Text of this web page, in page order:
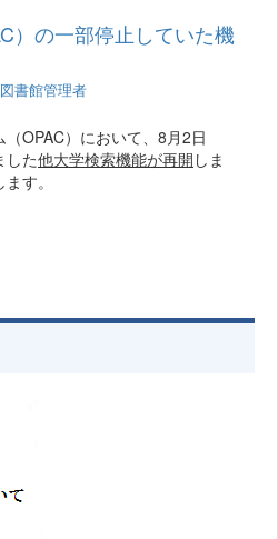
）の一部停止していた機
図書館管理者
OPAC）において、8月2日
した他大学検索機能が再開 しま
す。